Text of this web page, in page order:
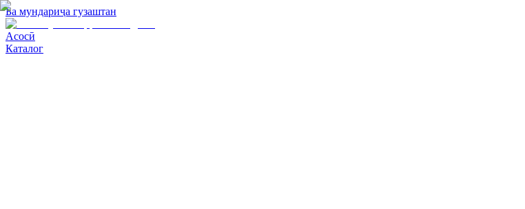
Ба мундариҷа гузаштан
Асосӣ
Каталог